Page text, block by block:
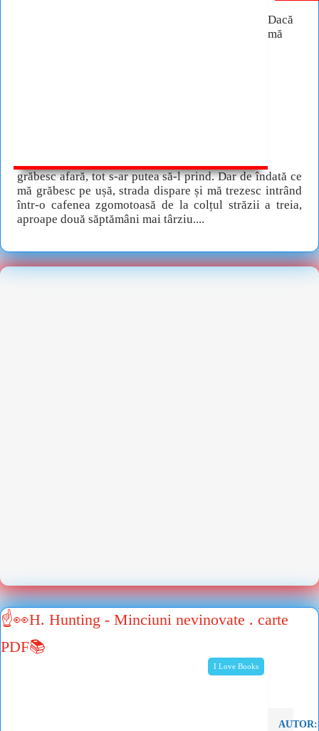
Dacă
mă
grăbesc afară, tot s-ar putea să-l prind. Dar de îndată ce
mă grăbesc pe ușă, strada dispare și mă trezesc intrând
într-o cafenea zgomotoasă de la colțul străzii a treia,
aproape două săptămâni mai târziu....
I Love Books
☝👀H. Hunting - Minciuni nevinovate . carte
PDF📚
AUTOR: